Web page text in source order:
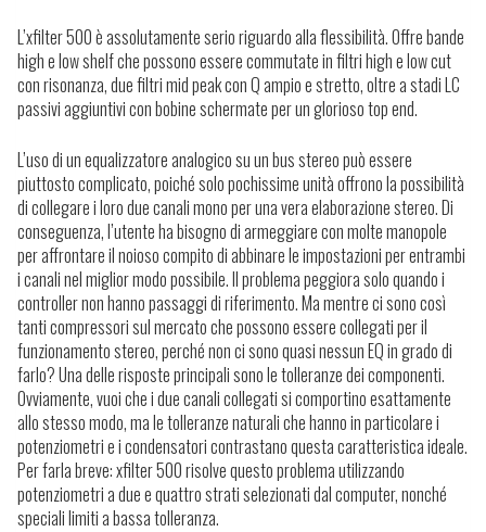
L’xfilter 500 è assolutamente serio riguardo alla flessibilità.Offre bande
high e low shelf che possono essere commutate in filtri high e low cut
con risonanza, due filtri mid peak con Q ampio e stretto, oltre a stadi LC
passivi aggiuntivi con bobine schermate per un glorioso top end.
L’uso di un equalizzatore analogico su un bus stereo può essere
piuttosto complicato, poiché solo pochissime unità offrono la possibilità
di collegare i loro due canali mono per una vera elaborazione stereo.Di
conseguenza, l’utente ha bisogno di armeggiare con molte manopole
per affrontare il noioso compito di abbinare le impostazioni per entrambi
i canali nel miglior modo possibile. Il problema peggiora solo quando i
controller non hanno passaggi di riferimento. Ma mentre ci sono così
tanti compressori sul mercato che possono essere collegati per il
funzionamento stereo, perché non ci sono quasi nessun EQ in grado di
farlo? Una delle risposte principali sono le tolleranze dei componenti.
Ovviamente, vuoi che i due canali collegati si comportino esattamente
allo stesso modo, ma le tolleranze naturali che hanno in particolare i
potenziometri e i condensatori contrastano questa caratteristica ideale.
Per farla breve: xfilter 500 risolve questo problema utilizzando
potenziometri a due e quattro strati selezionati dal computer, nonché
speciali limiti a bassa tolleranza.